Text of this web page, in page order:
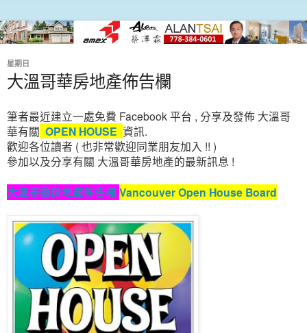
星期日
大溫哥華房地產佈告欄
筆者最近建立一處免費 Facebook 平台 , 分享及發佈 大溫哥
華有關 OPEN HOUSE 資訊.
歡迎各位讀者 ( 也非常歡迎同業朋友加入 !! )
參加以及分享有關 大溫哥華房地產的最新訊息 !
大溫哥華房地產佈告欄Vancouver Open House Board